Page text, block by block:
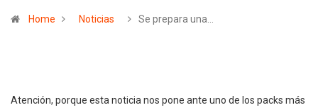
Home Noticias Se prepara una…
Atención, porque esta noticia nos pone ante uno de los packs más